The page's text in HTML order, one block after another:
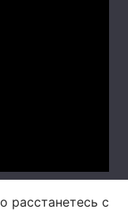
расстанетесь с